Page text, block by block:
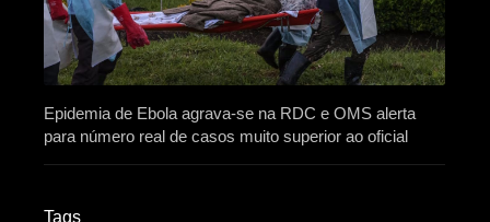
Epidemia de Ebola agrava-se na RDC e OMS alerta
para número real de casos muito superior ao oficial
Tags